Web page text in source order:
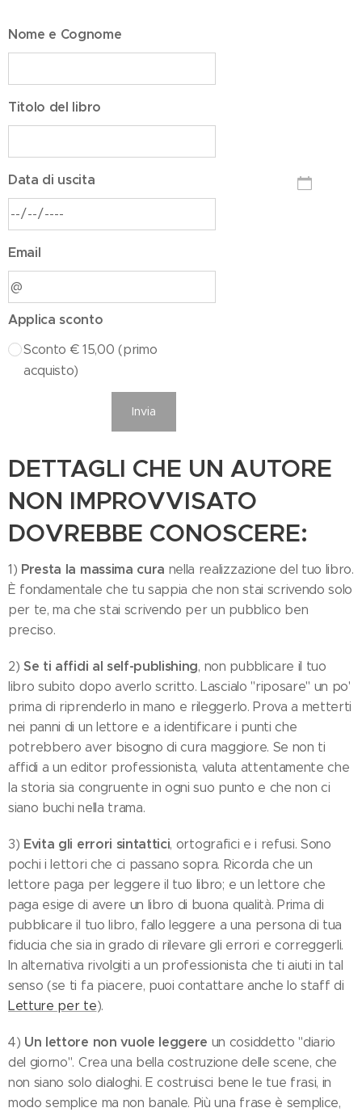
Nome e Cognome
Titolo del libro
Data di uscita
Email
Applica sconto
Sconto € 15,00 (primo
acquisto)
Invia
DETTAGLI CHE UN AUTORE
NON IMPROVVISATO
DOVREBBE CONOSCERE:
1) Presta la massima cura nella realizzazione del tuo libro.
È fondamentale che tu sappia che non stai scrivendo solo
per te, ma che stai scrivendo per un pubblico ben
preciso.
2) Se ti affidi al self-publishing, non pubblicare il tuo
libro subito dopo averlo scritto. Lascialo "riposare" un po'
prima di riprenderlo in mano e rileggerlo. Prova a metterti
nei panni di un lettore e a identificare i punti che
potrebbero aver bisogno di cura maggiore. Se non ti
affidi a un editor professionista, valuta attentamente che
la storia sia congruente in ogni suo punto e che non ci
siano buchi nella trama.
3) Evita gli errori sintattici, ortografici e i refusi. Sono
pochi i lettori che ci passano sopra. Ricorda che un
lettore paga per leggere il tuo libro; e un lettore che
paga esige di avere un libro di buona qualità. Prima di
pubblicare il tuo libro, fallo leggere a una persona di tua
fiducia che sia in grado di rilevare gli errori e correggerli.
In alternativa rivolgiti a un professionista che ti aiuti in tal
senso (se ti fa piacere, puoi contattare anche lo staff di
Letture per te).
4) Un lettore non vuole leggere un cosiddetto "diario
del giorno". Crea una bella costruzione delle scene, che
non siano solo dialoghi. E costruisci bene le tue frasi, in
modo semplice ma non banale. Più una frase è semplice,